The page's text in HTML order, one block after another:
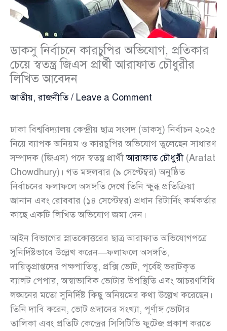
ডাকসু নির্বাচনে কারচুপির অভিযোগ, প্রতিকার
চেয়ে স্বতন্ত্র জিএস প্রার্থী আরাফাত চৌধুরীর
লিখিত আবেদন
জাতীয়,রাজনীতি/ Leave a Comment
ঢাকা বিশ্ববিদ্যালয় কেন্দ্রীয় ছাত্র সংসদ (ডাকসু) নির্বাচন ২০২৫
নিয়ে ব্যাপক অনিয়ম ও কারচুপির অভিযোগ তুলেছেন সাধারণ
সম্পাদক (জিএস) পদে স্বতন্ত্র প্রার্থীআরাফাত চৌধুরী(Arafat
Chowdhury)। গত মঙ্গলবার (৯ সেপ্টেম্বর) অনুষ্ঠিত
নির্বাচনের ফলাফলে অসঙ্গতি দেখে তিনি ক্ষুব্ধ প্রতিক্রিয়া
জানান এবং রোববার (১৪ সেপ্টেম্বর) প্রধান রিটার্নিং কর্মকর্তার
কাছে একটি লিখিত অভিযোগ জমা দেন।
আইন বিভাগের স্নাতকোত্তরের ছাত্র আরাফাত অভিযোগপত্রে
সুনির্দিষ্টভাবে উল্লেখ করেন—ফলাফলে অসঙ্গতি,
দায়িত্বপ্রাপ্তদের পক্ষপাতিত্ব, প্রক্সি ভোট, পূর্বেই ভরাটকৃত
ব্যালট পেপার, অস্বাভাবিক ভোটার উপস্থিতি এবং আচরণবিধি
লঙ্ঘনের মতো সুনির্দিষ্ট কিছু অনিয়মের কথা উল্লেখ করেছেন।
তিনি দাবি করেন, ভোট প্রদানের সংখ্যা, পূর্ণাঙ্গ ভোটার
তালিকা এবং প্রতিটি কেন্দ্রের সিসিটিভি ফুটেজ প্রকাশ করতে